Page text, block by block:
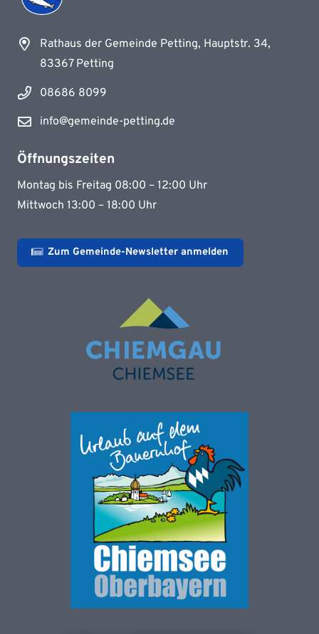
Rathaus der Gemeinde Petting, Hauptstr. 34,
83367 Petting
08686 8099
info@gemeinde-petting.de
Öffnungszeiten
Montag bis Freitag 08:00 – 12:00 Uhr
Mittwoch 13:00 – 18:00 Uhr
Zum Gemeinde-Newsletter anmelden